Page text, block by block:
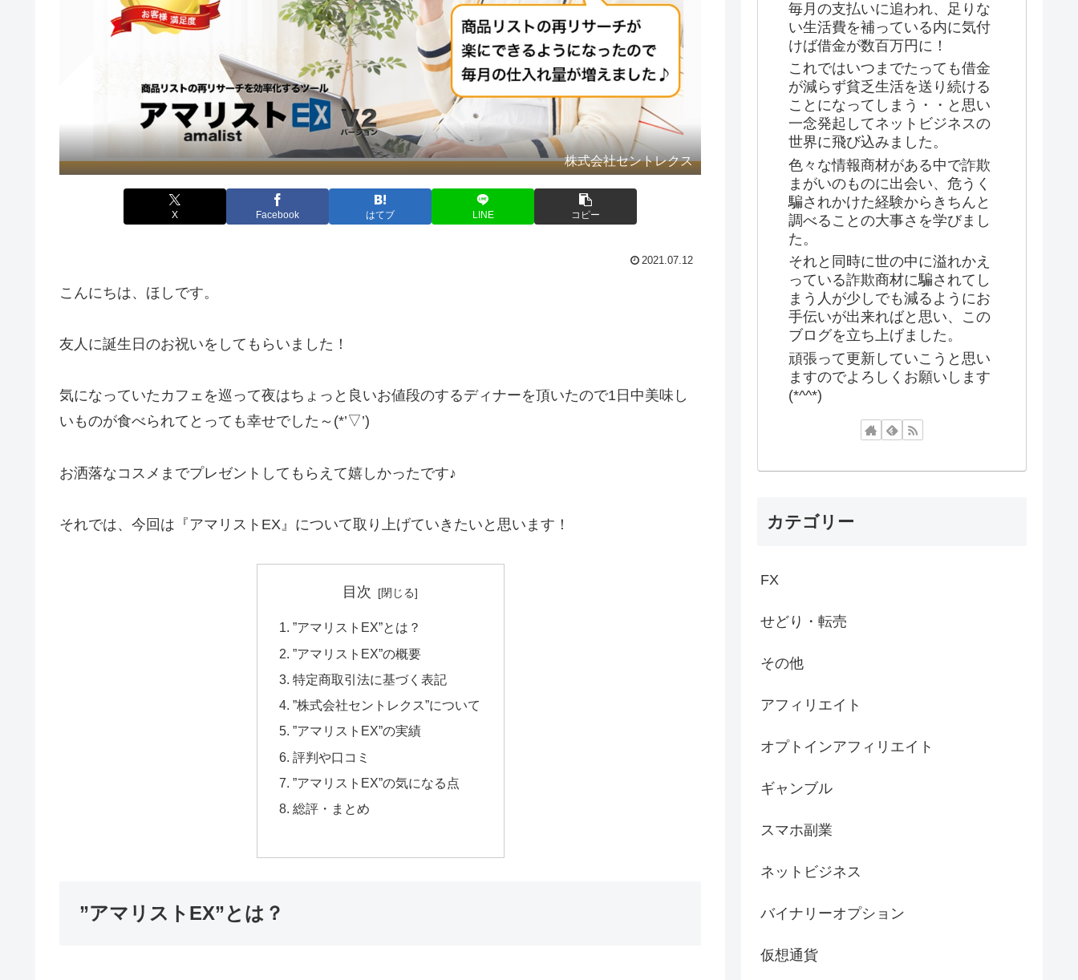
株式会社セントレクス
X Facebook はてブ LINE コピー
2021.07.12
こんにちは、ほしです。
友人に誕生日のお祝いをしてもらいました！
気になっていたカフェを巡って夜はちょっと良いお値段のするディナーを頂いたので1日中美味し
いものが食べられてとっても幸せでした～(*’▽’)
お洒落なコスメまでプレゼントしてもらえて嬉しかったです♪
それでは、今回は『アマリストEX』について取り上げていきたいと思います！
目次
”アマリストEX”とは？
”アマリストEX”の概要
特定商取引法に基づく表記
”株式会社セントレクス”について
”アマリストEX”の実績
評判や口コミ
”アマリストEX”の気になる点
総評・まとめ
”アマリストEX”とは？
毎月の支払いに追われ、足りな
い生活費を補っている内に気付
けば借金が数百万円に！
これではいつまでたっても借金
が減らず貧乏生活を送り続ける
ことになってしまう・・と思い
一念発起してネットビジネスの
世界に飛び込みました。
色々な情報商材がある中で詐欺
まがいのものに出会い、危うく
騙されかけた経験からきちんと
調べることの大事さを学びまし
た。
それと同時に世の中に溢れかえ
っている詐欺商材に騙されてし
まう人が少しでも減るようにお
手伝いが出来ればと思い、この
ブログを立ち上げました。
頑張って更新していこうと思い
ますのでよろしくお願いします
(*^^*)
カテゴリー
FX
せどり・転売
その他
アフィリエイト
オプトインアフィリエイト
ギャンブル
スマホ副業
ネットビジネス
バイナリーオプション
仮想通貨